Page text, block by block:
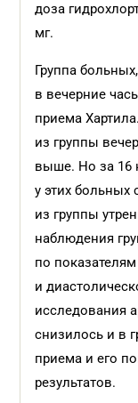
доза
мг.
Группа
в вечерние
приема
из группы
выше. Но за 16
у этих больных
из группы
наблюдения
по
и
исследования
снизилось и в
приема и его
результатов.